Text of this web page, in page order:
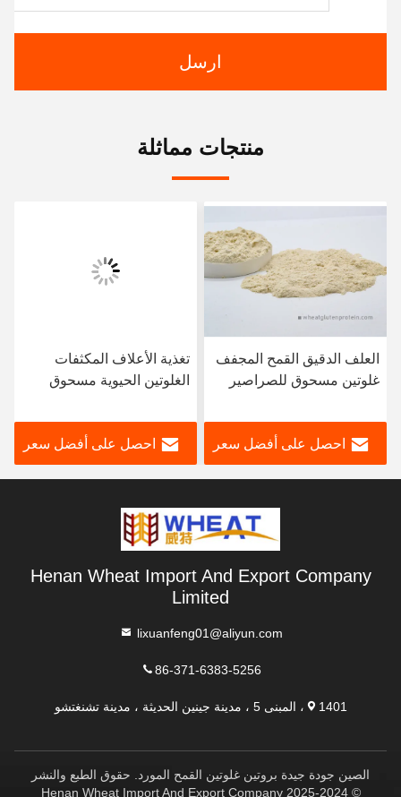
ارسل
منتجات مماثلة
العلف الدقيق القمح المجفف
غلوتين مسحوق للصراصير
احصل على أفضل سعر
تغذية الأعلاف المكثفات
الغلوتين الحيوية مسحوق
الحيوانات الأليفة التطبيق
احصل على أفضل سعر
Henan Wheat Import And Export Company
Limited
lixuanfeng01@aliyun.com
86-371-6383-5256
1401، المبنى 5 ، مدينة جينين الحديثة ، مدينة تشنغتشو
الصين جودة جيدة بروتين غلوتين القمح المورد. حقوق الطبع والنشر
© 2024-2025 Henan Wheat Import And Export Company